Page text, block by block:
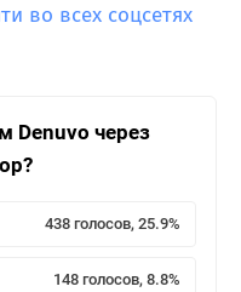
во всех соцсетях
Denuvo через
438 голосов, 25.9%
148 голосов, 8.8%